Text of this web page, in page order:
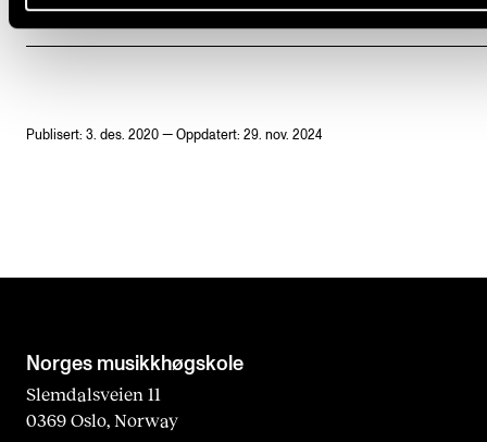
Kirkemusikk
Publisert: 3. des. 2020 — Oppdatert: 29. nov. 2024
Norges musikk­høgskole
Slemdalsveien 11
0369 Oslo, Norway